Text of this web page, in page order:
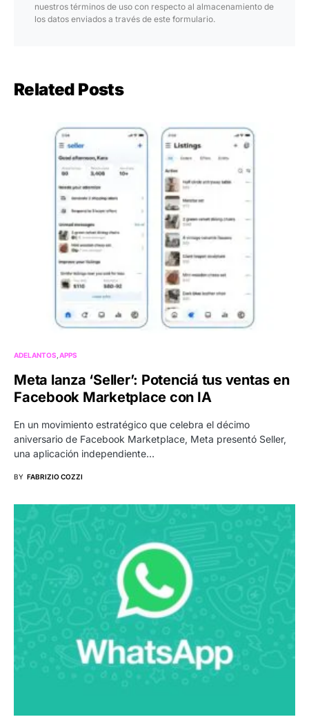
nuestros términos de uso con respecto al almacenamiento de
los datos enviados a través de este formulario.
Related Posts
ADELANTOS APPS
Meta lanza ‘Seller’: Potenciá tus ventas en
Facebook Marketplace con IA
En un movimiento estratégico que celebra el décimo
aniversario de Facebook Marketplace, Meta presentó Seller,
una aplicación independiente…
BY FABRIZIO COZZI